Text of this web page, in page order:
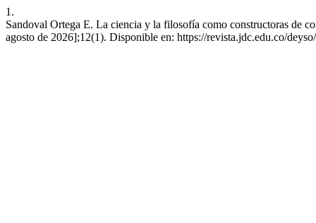
1.
Sandoval Ortega E. La ciencia y la filosofía como constructoras de
agosto de 2026];12(1). Disponible en: https://revista.jdc.edu.co/